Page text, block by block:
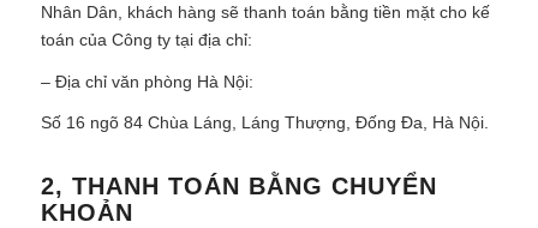
Nhân Dân, khách hàng sẽ thanh toán bằng tiền mặt cho kế
toán của Công ty tại địa chỉ:
– Địa chỉ văn phòng Hà Nội:
Số 16 ngõ 84 Chùa Láng, Láng Thượng, Đống Đa, Hà Nội.
2, THANH TOÁN BẰNG CHUYỂN
KHOẢN